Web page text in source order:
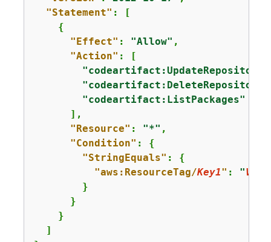
"Statement" : [
{
"Effect" : "Allow" ,
"Action" : [
"codeartifact:UpdateRepository"
"codeartifact:DeleteRepository"
"codeartifact:ListPackages"
      ],
"Resource" : "*" ,
"Condition" : {
"StringEquals" : {
"aws:ResourceTag/Key1" : "
        }
      }
    }
  ]